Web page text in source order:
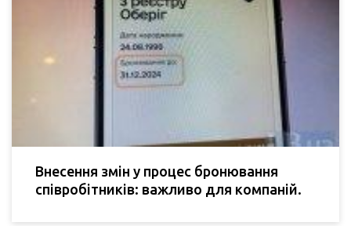
Внесення змін у процес бронювання
співробітників: важливо для компаній.